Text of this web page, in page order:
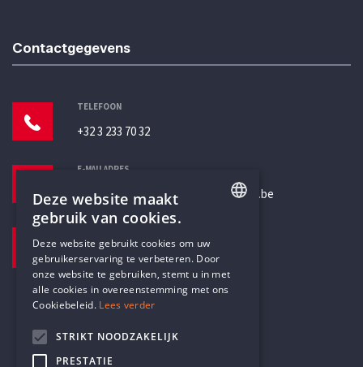
Contactgegevens
TELEFOON
+32 3 233 70 32
E-MAILADRES
secretariaat@humanistischverbond.be
Pottenbrug 4
Antwerpen, 2000
DUTCH
Deze website maakt
gebruik van cookies.
Deze website gebruikt cookies om uw
gebruikerservaring te verbeteren. Door
onze website te gebruiken, stemt u in met
alle cookies in overeenstemming met ons
Cookiebeleid. Lees verder
STRIKT NOODZAKELIJK
PRESTATIE